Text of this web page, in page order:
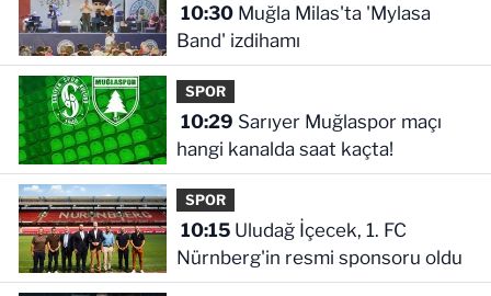
10:30Muğla Milas'ta 'Mylasa
Band' izdihamı
SPOR
10:29
hangi kanalda saat kaçta!
SPOR
10:15Uludağ İçecek, 1. FC
Nürnberg'in resmi sponsoru oldu